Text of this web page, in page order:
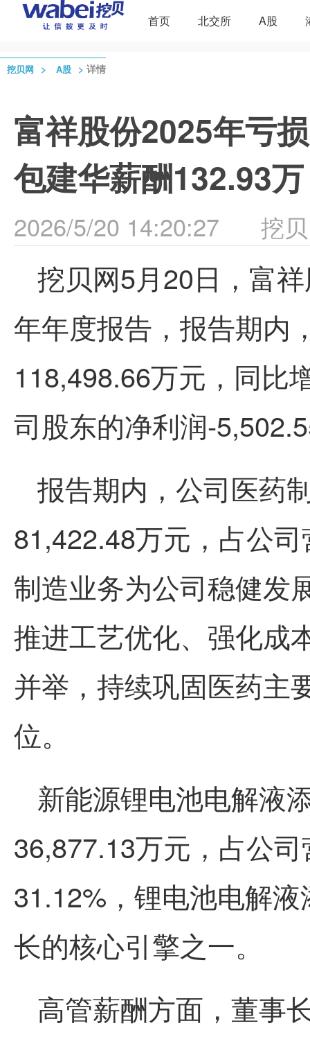
首页 北交所 A股
挖贝网 > A股 > 详情
富祥股份2025年亏
包建华薪酬132.93万
2026/5/20 14:20:27 挖
挖贝网5月20日，富
年年度报告，报告期内
118,498.66万元，同比
司股东的净利润-
报告期内，公司医药
81,422.48万元，占公
制造业务为公司稳健发
推进工艺优化、强化成
并举，持续巩固医药主
位。
新能源锂电池电解液
36,877.13万元，占公
31.12%，锂电池电解
长的核心引擎之一。
高管薪酬方面，董事